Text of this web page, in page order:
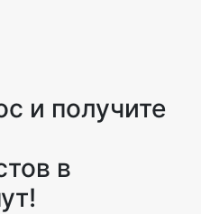
и получите
в